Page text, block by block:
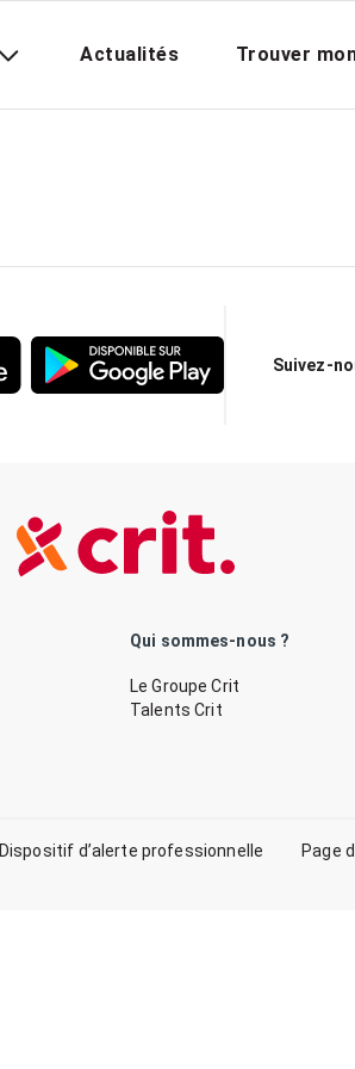
Actualités Trouver
Suivez-
Qui sommes-nous ?
Le Groupe Crit
Talents Crit
Dispositif d’alerte professionnelle Page